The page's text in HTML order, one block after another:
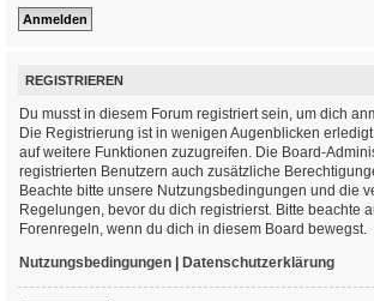
REGISTRIEREN
Du musst in diesem Forum registriert sein, um dich
Die Registrierung ist in wenigen Augenblicken
auf weitere Funktionen zuzugreifen. Die Board-
registrierten Benutzern auch zusätzliche
Beachte bitte unsere Nutzungsbedingungen und die
Regelungen, bevor du dich registrierst. Bitte beachte
Forenregeln, wenn du dich in diesem Board bewegst.
Nutzungsbedingungen | Datenschutzerklärung